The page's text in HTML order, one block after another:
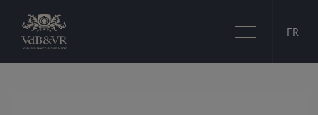
FR
Basculer
la